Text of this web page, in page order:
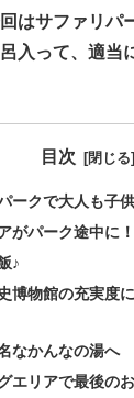
はサファリパ
入って、適当
目次
ークで大人も子
がパーク途中に！
♪
博物館の充実度
なかんなの湯へ
エリアで最後の